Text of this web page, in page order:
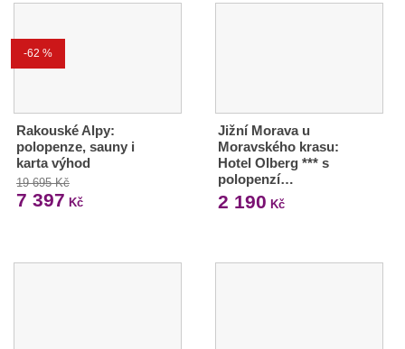
-62 %
Rakouské Alpy:
polopenze, sauny i
karta výhod
19 695 Kč
7 397 Kč
Jižní Morava u
Moravského krasu:
Hotel Olberg *** s
polopenzí…
2 190 Kč